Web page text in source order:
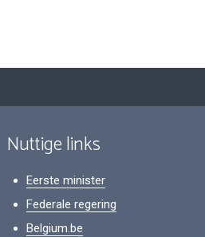
Nuttige links
Eerste minister
Federale regering
Belgium.be